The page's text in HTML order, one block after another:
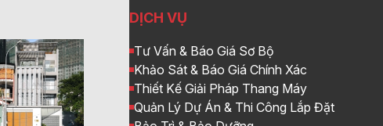
DỊCH VỤ
Tư Vấn & Báo Giá Sơ Bộ
Khảo Sát & Báo Giá Chính Xác
Thiết Kế Giải Pháp Thang Máy
Quản Lý Dự Án & Thi Công Lắp Đặt